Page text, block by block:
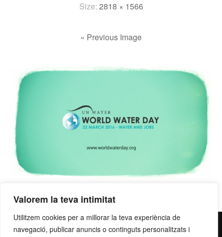
Valorem la teva intimitat
Utilitzem cookies per a millorar la teva experiència de
navegació, publicar anuncis o continguts personalitzats i
Size: 2818 × 1566
« Previous Image
contacte@grupllobet.com| Política de privacitat|Donar-